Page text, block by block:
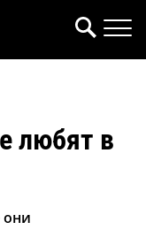
любят в
они